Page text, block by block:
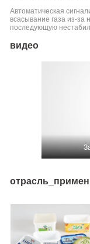
Автоматическая
всасывание газа из-за
последующую
видео